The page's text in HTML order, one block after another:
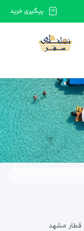
می باشد لطفا
پیگیری خرید
قطار مشهد